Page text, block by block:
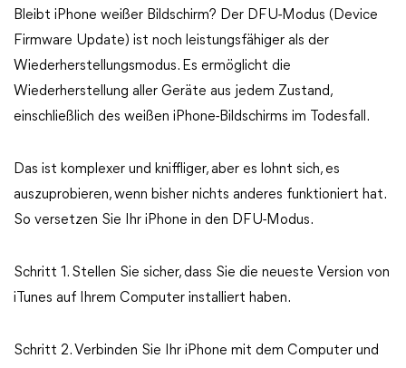
Bleibt iPhone weißer Bildschirm? Der DFU-Modus (Device
Firmware Update) ist noch leistungsfähiger als der
Wiederherstellungsmodus. Es ermöglicht die
Wiederherstellung aller Geräte aus jedem Zustand,
einschließlich des weißen iPhone-Bildschirms im Todesfall.
Das ist komplexer und kniffliger, aber es lohnt sich, es
auszuprobieren, wenn bisher nichts anderes funktioniert hat.
So versetzen Sie Ihr iPhone in den DFU-Modus.
Schritt 1. Stellen Sie sicher, dass Sie die neueste Version von
iTunes auf Ihrem Computer installiert haben.
Schritt 2. Verbinden Sie Ihr iPhone mit dem Computer und